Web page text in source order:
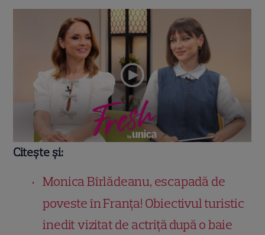
Citește și:
Monica Bîrlădeanu, escapadă de
poveste în Franța! Obiectivul turistic
inedit vizitat de actriță după o baie